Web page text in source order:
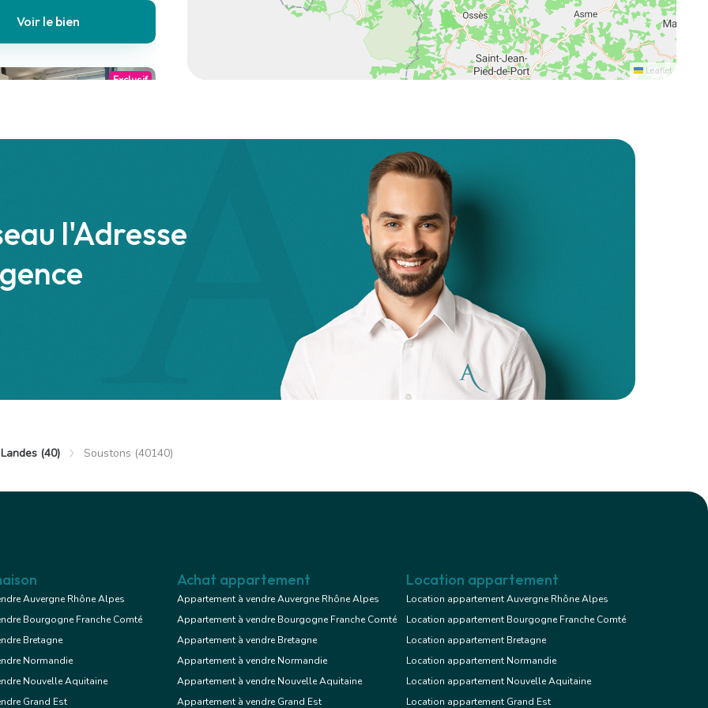
Voir le bien
Exclusif
Appartement
Voir le bien
Leaflet
l'Adresse
Landes (40) Soustons (40140)
Auvergne Rhône Alpes
Bourgogne Franche Comté
Bretagne
Normandie
Nouvelle Aquitaine
Grand Est
Achat appartement
Appartement à vendre Auvergne Rhône Alpes
Appartement à vendre Bourgogne Franche Comté
Appartement à vendre Bretagne
Appartement à vendre Normandie
Appartement à vendre Nouvelle Aquitaine
Appartement à vendre Grand Est
Location appartement
Location appartement Auvergne Rhône Alpes
Location appartement Bourgogne Franche Comté
Location appartement Bretagne
Location appartement Normandie
Location appartement Nouvelle Aquitaine
Location appartement Grand Est